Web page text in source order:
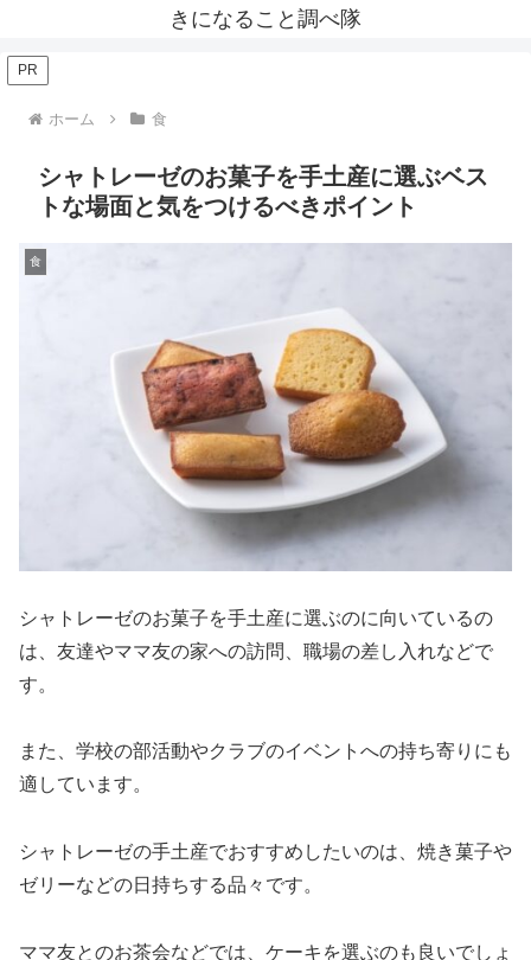
きになること調べ隊
PR
ホーム 食
シャトレーゼのお菓子を手土産に選ぶベス
トな場面と気をつけるべきポイント
食
シャトレーゼのお菓子を手土産に選ぶのに向いているの
は、友達やママ友の家への訪問、職場の差し入れなどで
す。
また、学校の部活動やクラブのイベントへの持ち寄りにも
適しています。
シャトレーゼの手土産でおすすめしたいのは、焼き菓子や
ゼリーなどの日持ちする品々です。
ママ友とのお茶会などでは、ケーキを選ぶのも良いでしょ